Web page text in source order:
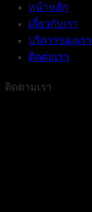
หน้าหลัก
เกี่ยวกับเรา
บริการของเรา
ติดต่อเรา
ติดตามเรา